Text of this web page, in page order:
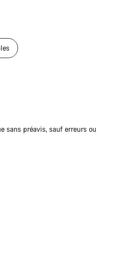
sans préavis, sauf erreurs ou